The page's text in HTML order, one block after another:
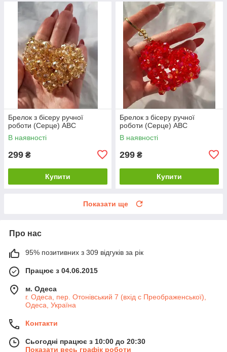
Брелок з бісеру ручної
роботи (Серце) ABC
В наявності
299 ₴
Купити
Брелок з бісеру ручної
роботи (Серце) ABC
В наявності
299 ₴
Купити
Показати ще
Про нас
95% позитивних з 309 відгуків за рік
Працює з 04.06.2015
м. Одеса
г. Одеса, пер. Отонівський 7 (вхід с Преображенської),
Одеса, Україна
Контакти
Сьогодні працює з 10:00 до 20:30
Показати весь графік роботи